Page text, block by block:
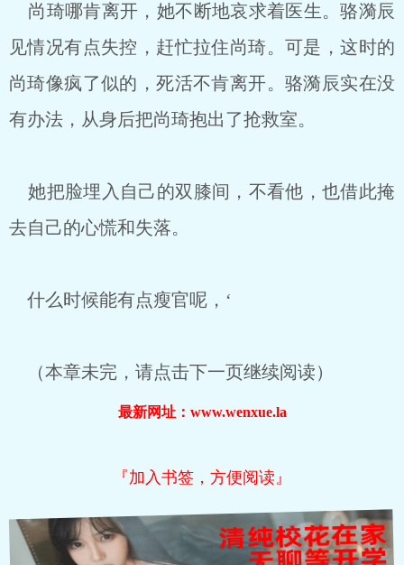
尚琦哪肯离开，她不断地哀求着医生。骆漪辰
见情况有点失控，赶忙拉住尚琦。可是，这时的
尚琦像疯了似的，死活不肯离开。骆漪辰实在没
有办法，从身后把尚琦抱出了抢救室。
她把脸埋入自己的双膝间，不看他，也借此掩
去自己的心慌和失落。
什么时候能有点瘦官呢，‘
（本章未完，请点击下一页继续阅读）
最新网址：www.wenxue.la
『加入书签，方便阅读』